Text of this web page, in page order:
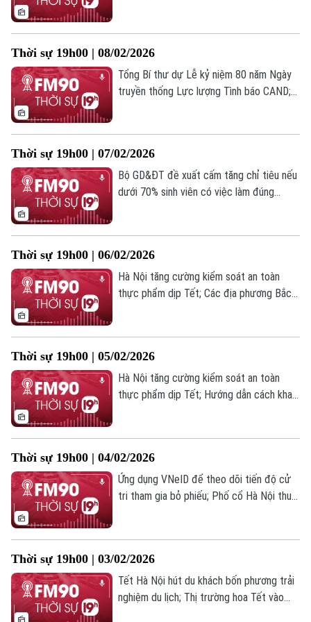
Theo dõi Hà Nội On
Golf
Sao
Điện ảnh
Thời trang
Đã phát sóng
gián tiếp với Iran;... là những tin chính
trong chương trình hôm nay.
Thời sự 19h00 | 08/02/2026
Tổng Bí thư dự Lễ kỷ niệm 80 năm Ngày
truyền thống Lực lượng Tình báo CAND;
chính trong chương trình hôm nay.
Thời sự 19h00 | 07/02/2026
Bộ GD&ĐT đề xuất cấm tăng chỉ tiêu nếu
dưới 70% sinh viên có việc làm đúng
Greenland thể hiện sự ủng hộ với Đan
Mạch;... à những tin chính trong chương
trình hôm nay.
Thời sự 19h00 | 06/02/2026
Hà Nội tăng cường kiểm soát an toàn
thực phẩm dịp Tết; Các địa phương Bắc
tin chính trong chương trình hôm nay.
Thời sự 19h00 | 05/02/2026
Hà Nội tăng cường kiểm soát an toàn
thực phẩm dịp Tết; Hướng dẫn cách khai
phương;... là những tin chính trong chương
trình hôm nay.
Thời sự 19h00 | 04/02/2026
Ứng dụng VNeID để theo dõi tiến độ cử
tri tham gia bỏ phiếu; Phố cổ Hà Nội thu
những tin chính trong chương trình hôm
nay.
Thời sự 19h00 | 03/02/2026
Tết Hà Nội hút du khách bốn phương trải
nghiệm du lịch; Thị trường hoa Tết vào